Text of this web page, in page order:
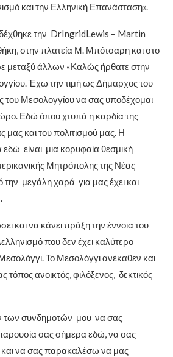
και την Ελληνική Επανάσταση».
την DrIngridLewis – Martin
στην πλατεία Μ. Μπότσαρη και στο
μεταξύ άλλων «Καλώς ήρθατε στην
Έχω την τιμή ως Δήμαρχος του
του Μεσολογγίου να σας υποδέχομαι
Εδώ όπου χτυπά η καρδία της
μας και του πολιτισμού μας. Η
είναι μια κορυφαία θεσμική
Μητρόπολης της Νέας
μεγάλη χαρά για μας έχει και
και να κάνει πράξη την έννοια του
που δεν έχει καλύτερο
Το Μεσολόγγι ανέκαθεν και
τόπος ανοικτός, φιλόξενος, δεκτικός
των συνδημοτών μου να σας
σας σήμερα εδώ, να σας
να σας παρακαλέσω να μας